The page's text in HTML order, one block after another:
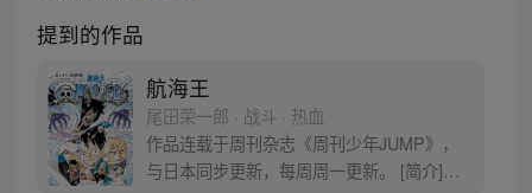
提到的作品
航海王
尾田荣一郎 · 战斗 · 热血
作品连载于周刊杂志《周刊少年JUMP》，
与日本同步更新，每周周一更新。 [简介]有